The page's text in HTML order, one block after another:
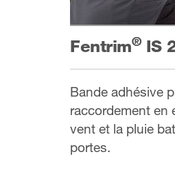
Fentrim®IS
Bande adhésive
raccordement en
vent et la pluie
portes.